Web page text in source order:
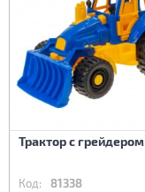
Трактор с грейдером
Код: 81338